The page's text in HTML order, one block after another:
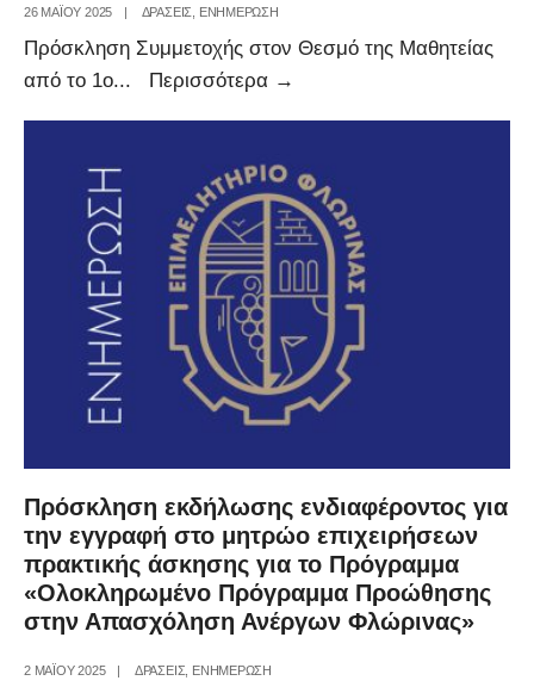
26 ΜΑΪ́ΟΥ 2025 ΔΡΑΣΕΙΣ ΕΝΗΜΕΡΩΣΗ
Πρόσκληση Συμμετοχής στον Θεσμό της Μαθητείας
από το 1ο... Περισσότερα →
Θεσμό
της
Μαθητείας
από
το
1ο
ΕΠΑ.Λ.
Φλώρινας
Πρόσκληση εκδήλωσης ενδιαφέροντος για
την εγγραφή στο μητρώο επιχειρήσεων
πρακτικής άσκησης για το Πρόγραμμα
«Ολοκληρωμένο Πρόγραμμα Προώθησης
στην Απασχόληση Ανέργων Φλώρινας»
2 ΜΑΪ́ΟΥ 2025 | ΔΡΑΣΕΙΣ ΕΝΗΜΕΡΩΣΗ